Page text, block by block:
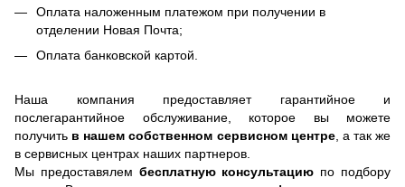
Оплата наложенным платежом при получении в
отделении Новая Почта;
Оплата банковской картой.
Наша компания предоставляет гарантийное и
послегарантийное обслуживание, которое вы можете
получить в нашем собственном сервисном центре, а так же
в сервисных центрах наших партнеров.
Мы предоставялем бесплатную консультацию по подбору